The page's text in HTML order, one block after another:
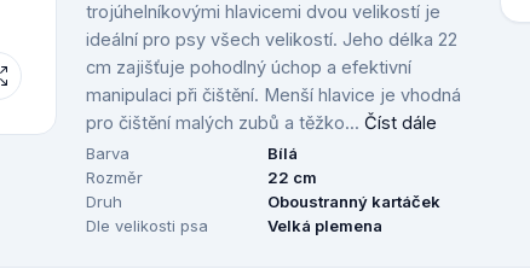
trojúhelníkovými hlavicemi dvou velikostí je
ideální pro psy všech velikostí. Jeho délka 22
cm zajišťuje pohodlný úchop a efektivní
manipulaci při čištění. Menší hlavice je vhodná
pro čištění malých zubů a těžko... Číst dále
Barva
Bílá
Rozměr
22 cm
Druh
Oboustranný kartáček
Dle velikosti psa
Velká plemena